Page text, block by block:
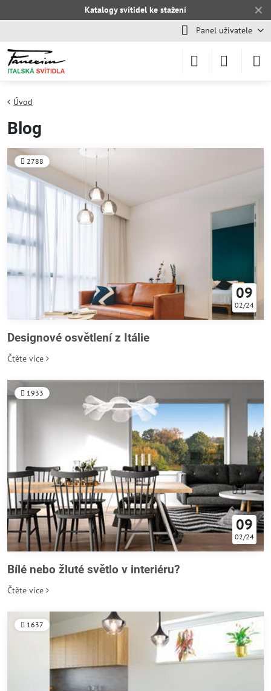
✕
Katalogy svítidel ke stažení
Panel uživatele
Úvod
Blog
2788
09
02/24
Designové osvětlení z Itálie
Čtěte více
1933
09
02/24
Bílé nebo žluté světlo v interiéru?
Čtěte více
1637